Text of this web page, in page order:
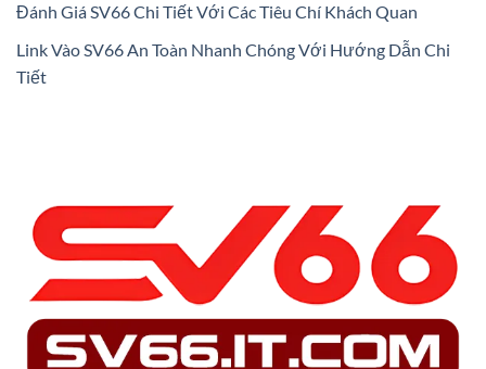
Đánh Giá SV66 Chi Tiết Với Các Tiêu Chí Khách Quan
Link Vào SV66 An Toàn Nhanh Chóng Với Hướng Dẫn Chi
Tiết